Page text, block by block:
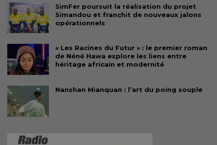
SimFer poursuit la réalisation du projet
Simandou et franchit de nouveaux jalons
opérationnels
« Les Racines du Futur » : le premier roman
de Néné Hawa explore les liens entre
héritage africain et modernité
Nanshan Mianquan : l’art du poing souple